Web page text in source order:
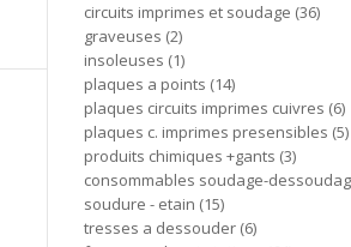
circuits imprimes et soudage 36
graveuses 2
insoleuses 1
plaques a points 14
plaques circuits imprimes cuivres 6
plaques c. imprimes presensibles 5
produits chimiques +gants 3
consommables soudage-
soudure - etain 15
tresses a dessouder 6